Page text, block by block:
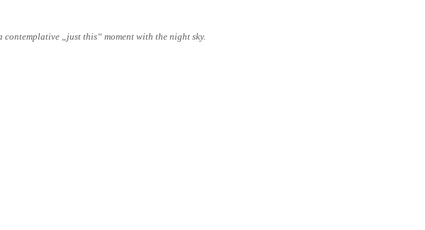
contemplative „just this“ moment with the night sky.